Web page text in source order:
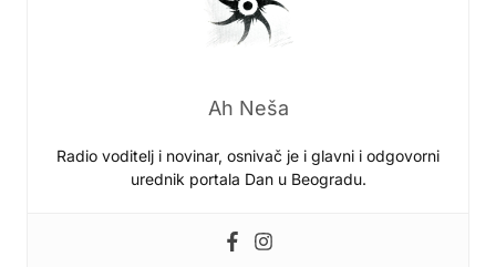
Ah Neša
Radio voditelj i novinar, osnivač je i glavni i odgovorni
urednik portala Dan u Beogradu.